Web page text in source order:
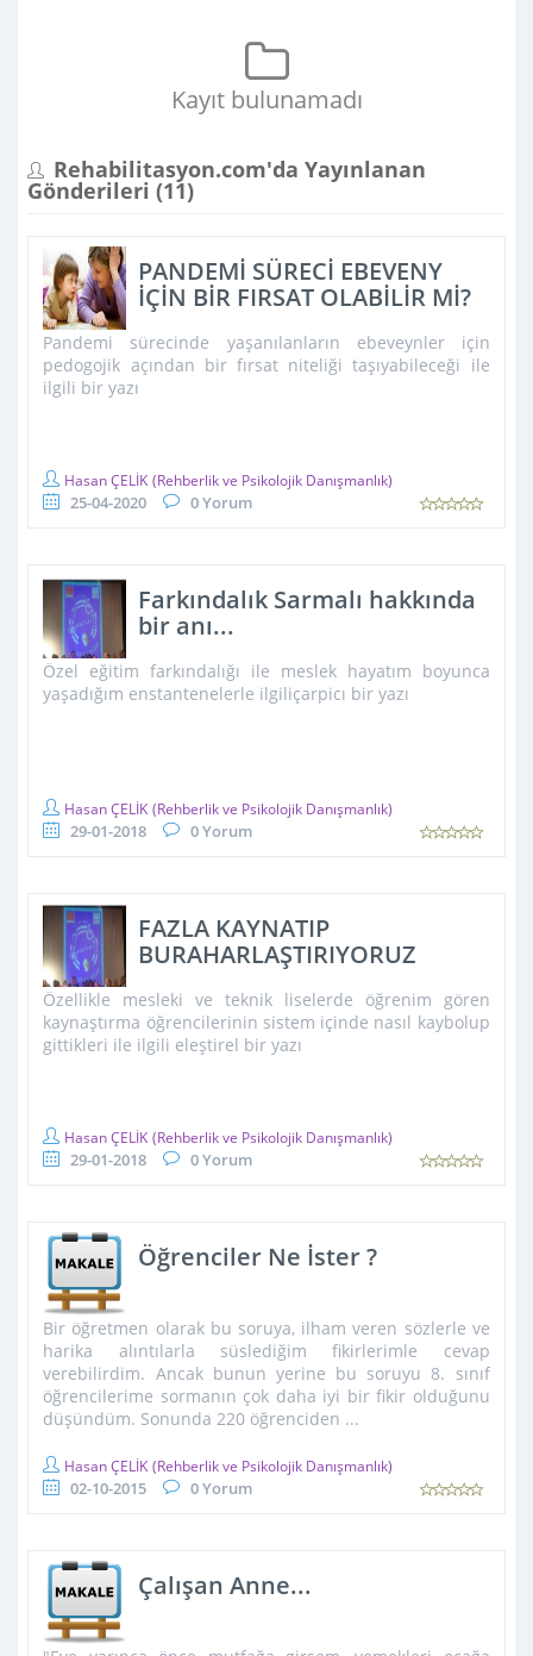
Kayıt bulunamadı
Rehabilitasyon.com'da Yayınlanan
Gönderileri (11)
PANDEMİ SÜRECİ EBEVENY
İÇİN BİR FIRSAT OLABİLİR Mİ?
Pandemi sürecinde yaşanılanların ebeveynler için
pedogojik açından bir fırsat niteliği taşıyabileceği ile
ilgili bir yazı
Hasan ÇELİK (Rehberlik ve Psikolojik Danışmanlık)
25-04-2020 0 Yorum
Farkındalık Sarmalı hakkında
bir anı...
Özel eğitim farkındalığı ile meslek hayatım boyunca
yaşadığım enstantenelerle ilgiliçarpicı bir yazı
Hasan ÇELİK (Rehberlik ve Psikolojik Danışmanlık)
29-01-2018 0 Yorum
FAZLA KAYNATIP
BURAHARLAŞTIRIYORUZ
Özellikle mesleki ve teknik liselerde öğrenim gören
kaynaştırma öğrencilerinin sistem içinde nasıl kaybolup
gittikleri ile ilgili eleştirel bir yazı
Hasan ÇELİK (Rehberlik ve Psikolojik Danışmanlık)
29-01-2018 0 Yorum
Öğrenciler Ne İster ?
Bir öğretmen olarak bu soruya, ilham veren sözlerle ve
harika alıntılarla süslediğim fikirlerimle cevap
verebilirdim. Ancak bunun yerine bu soruyu 8. sınıf
öğrencilerime sormanın çok daha iyi bir fikir olduğunu
düşündüm. Sonunda 220 öğrenciden ...
Hasan ÇELİK (Rehberlik ve Psikolojik Danışmanlık)
02-10-2015 0 Yorum
Çalışan Anne...